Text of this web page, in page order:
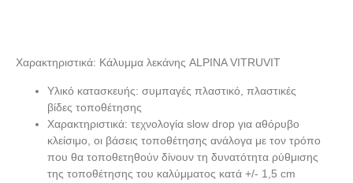
Χαρακτηριστικά: Κάλυμμα λεκάνης ALPINA VITRUVIT
Υλικό κατασκευής: συμπαγές πλαστικό, πλαστικές
βίδες τοποθέτησης
Χαρακτηριστικά: τεχνολογία slow drop για αθόρυβο
κλείσιμο, οι βάσεις τοποθέτησης ανάλογα με τον τρόπο
που θα τοποθετηθούν δίνουν τη δυνατότητα ρύθμισης
της τοποθέτησης του καλύμματος κατά +/- 1,5 cm